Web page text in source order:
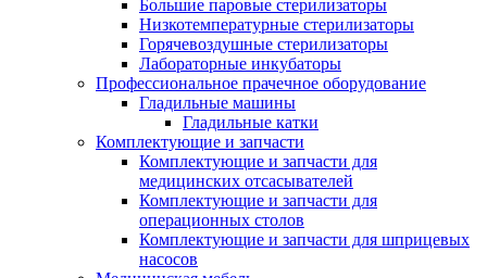
Большие паровые стерилизаторы
Низкотемпературные стерилизаторы
Горячевоздушные стерилизаторы
Лабораторные инкубаторы
Профессиональное прачечное оборудование
Гладильные машины
Гладильные катки
Комплектующие и запчасти
Комплектующие и запчасти для
медицинских отсасывателей
Комплектующие и запчасти для
операционных столов
Комплектующие и запчасти для шприцевых
насосов